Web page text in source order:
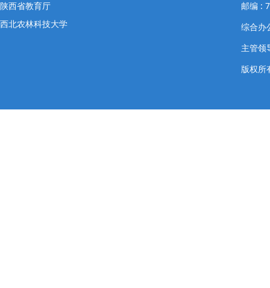
陕西省教育厅
西北农林科技大学
邮编 :
综合办
主管
版权